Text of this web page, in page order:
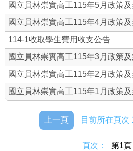
國立員林崇實高工115年5月政策
國立員林崇實高工115年4月政策
114-1收取學生費用收支公告
國立員林崇實高工115年3月政策
國立員林崇實高工115年2月政策
國立員林崇實高工115年1月政策
上一頁 目前所在頁次
頁次：